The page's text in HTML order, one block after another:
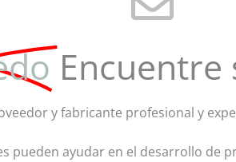
y fabricante profesional y
pueden ayudar en el desarrollo de